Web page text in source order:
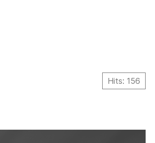
Hits: 156